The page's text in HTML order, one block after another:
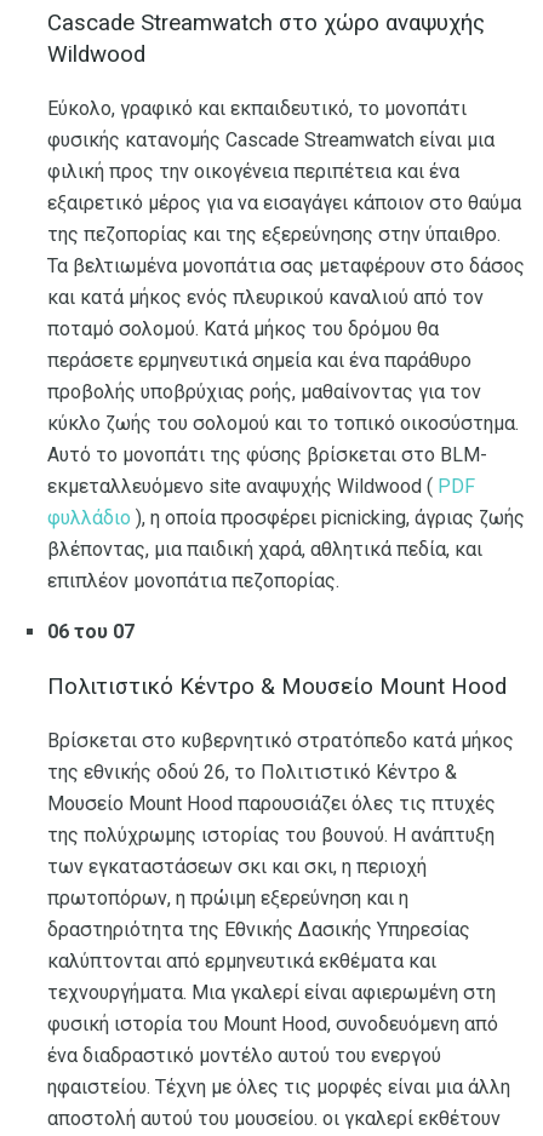
Cascade Streamwatch στο χώρο αναψυχής
Wildwood
Εύκολο, γραφικό και εκπαιδευτικό, το μονοπάτι
φυσικής κατανομής Cascade Streamwatch είναι μια
φιλική προς την οικογένεια περιπέτεια και ένα
εξαιρετικό μέρος για να εισαγάγει κάποιον στο θαύμα
της πεζοπορίας και της εξερεύνησης στην ύπαιθρο.
Τα βελτιωμένα μονοπάτια σας μεταφέρουν στο δάσος
και κατά μήκος ενός πλευρικού καναλιού από τον
ποταμό σολομού. Κατά μήκος του δρόμου θα
περάσετε ερμηνευτικά σημεία και ένα παράθυρο
προβολής υποβρύχιας ροής, μαθαίνοντας για τον
κύκλο ζωής του σολομού και το τοπικό οικοσύστημα.
Αυτό το μονοπάτι της φύσης βρίσκεται στο BLM-
εκμεταλλευόμενο site αναψυχής Wildwood ( PDF
φυλλάδιο ), η οποία προσφέρει picnicking, άγριας ζωής
βλέποντας, μια παιδική χαρά, αθλητικά πεδία, και
επιπλέον μονοπάτια πεζοπορίας.
06 του 07
Πολιτιστικό Κέντρο & Μουσείο Mount Hood
Βρίσκεται στο κυβερνητικό στρατόπεδο κατά μήκος
της εθνικής οδού 26, το Πολιτιστικό Κέντρο &
Μουσείο Mount Hood παρουσιάζει όλες τις πτυχές
της πολύχρωμης ιστορίας του βουνού. Η ανάπτυξη
των εγκαταστάσεων σκι και σκι, η περιοχή
πρωτοπόρων, η πρώιμη εξερεύνηση και η
δραστηριότητα της Εθνικής Δασικής Υπηρεσίας
καλύπτονται από ερμηνευτικά εκθέματα και
τεχνουργήματα. Μια γκαλερί είναι αφιερωμένη στη
φυσική ιστορία του Mount Hood, συνοδευόμενη από
ένα διαδραστικό μοντέλο αυτού του ενεργού
ηφαιστείου. Τέχνη με όλες τις μορφές είναι μια άλλη
αποστολή αυτού του μουσείου. οι γκαλερί εκθέτουν